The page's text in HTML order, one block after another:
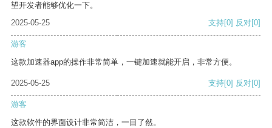
望开发者能够优化一下。
2025-05-25
支持[0] 反对[0]
游客
这款加速器app的操作非常简单，一键加速就能开启，非常方便。
2025-05-25 支持[0] 反对[0]
游客
这款软件的界面设计非常简洁，一目了然。